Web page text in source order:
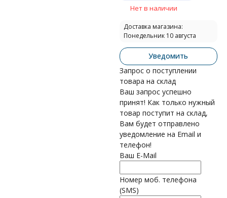
Нет в наличии
Доставка магазина:
Понедельник 10 августа
Уведомить
Запрос о поступлении
товара на склад
Ваш запрос успешно
принят! Как только нужный
товар поступит на склад,
Вам будет отправлено
уведомление на Email и
телефон!
Ваш E-Mail
Номер моб. телефона
(SMS)